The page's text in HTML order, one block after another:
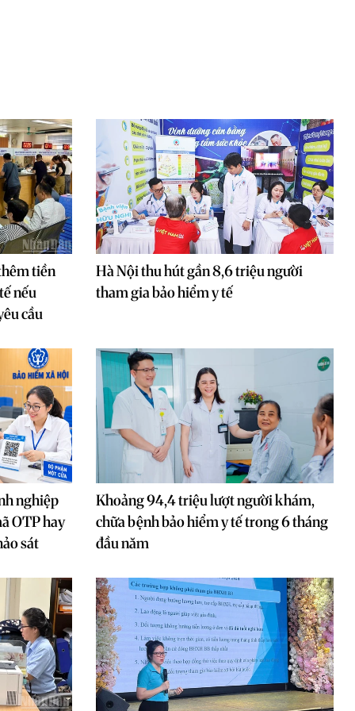
tiền
nếu
cầu
Hà Nội thu hút gần 8,6 triệu người
tham gia bảo hiểm y tế
nghiệp
OTP hay
sát
Khoảng 94,4 triệu lượt người khám,
chữa bệnh bảo hiểm y tế trong 6 tháng
đầu năm